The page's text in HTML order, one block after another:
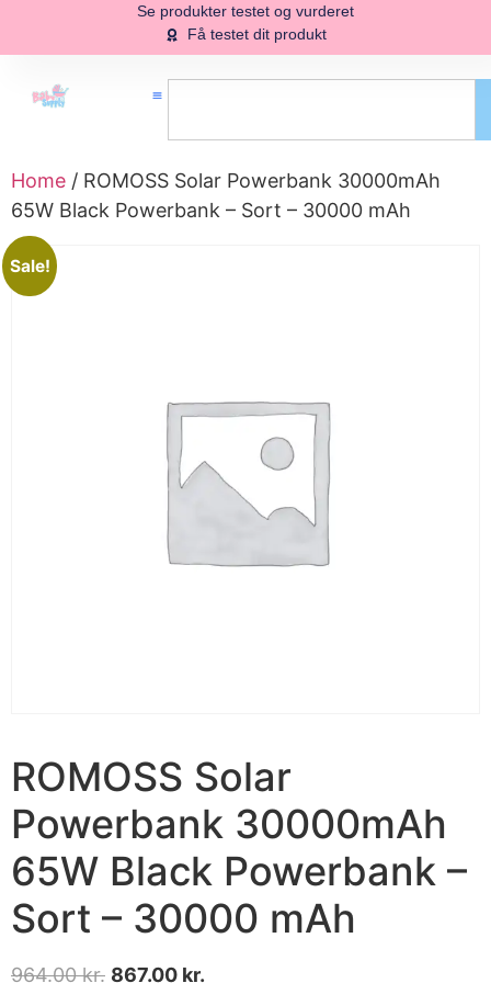
Se produkter testet og vurderet
Få testet dit produkt
Home / ROMOSS Solar Powerbank 30000mAh
65W Black Powerbank – Sort – 30000 mAh
Sale!
ROMOSS Solar
Powerbank 30000mAh
65W Black Powerbank –
Sort – 30000 mAh
964.00kr. 867.00 kr.